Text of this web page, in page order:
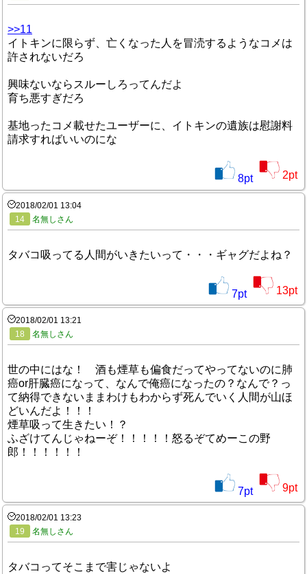
>>11
イトキンに限らず、亡くなった人を冒涜するようなコメは
許されないだろ
興味ないならスルーしろってんだよ
育ち悪すぎだろ
基地ったコメ載せたユーザーに、イトキンの遺族は慰謝料
請求すればいいのにな
8pt 2pt
2018/02/01 13:04
14
名無しさん
タバコ吸ってる人間がいきたいって・・・ギャグだよね？
7pt 13pt
2018/02/01 13:21
18
名無しさん
世の中にはな！ 酒も煙草も偏食だってやってないのに肺
癌or肝臓癌になって、なんで俺癌になったの？なんで？っ
て納得できないままわけもわからず死んでいく人間が山ほ
どいんだよ！！！
煙草吸って生きたい！？
ふざけてんじゃねーぞ！！！！！怒るぞてめーこの野
郎！！！！！！
7pt 9pt
2018/02/01 13:23
19
名無しさん
タバコってそこまで害じゃないよ